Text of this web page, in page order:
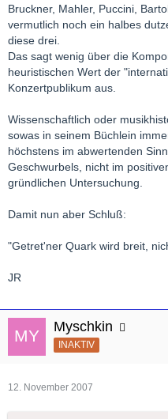
Bruckner, Mahler, Puccini,
vermutlich noch ein halbes
diese drei.
Das sagt wenig über die
heuristischen Wert der
Konzertpublikum aus.
Wissenschaftlich oder
sowas in seinem Büchlein
höchstens im abwertenden
Geschwurbels, nicht im
gründlichen Untersuchung.
Damit nun aber Schluß:
"Getret'ner Quark wird breit,
JR
Myschkin
INAKTIV
12. November 2007